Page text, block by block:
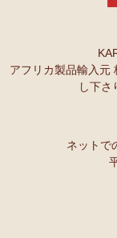
アフリカ製品輸入元
し下さ
ネットで